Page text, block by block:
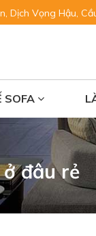
Dịch Vọng Hậu,
SOFA
đâu rẻ